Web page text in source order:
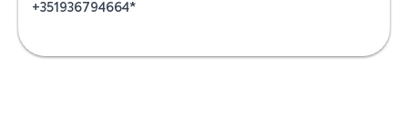
+351936794664*